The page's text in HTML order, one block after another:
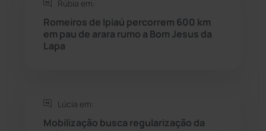
Sebastião Laranjeiras
Tanhaçu
Rúbia em:
Romeiros de Ipiaú percorrem 600 km
em pau de arara rumo a Bom Jesus da
Lapa
Lúcia em:
Mobilização busca regularização da